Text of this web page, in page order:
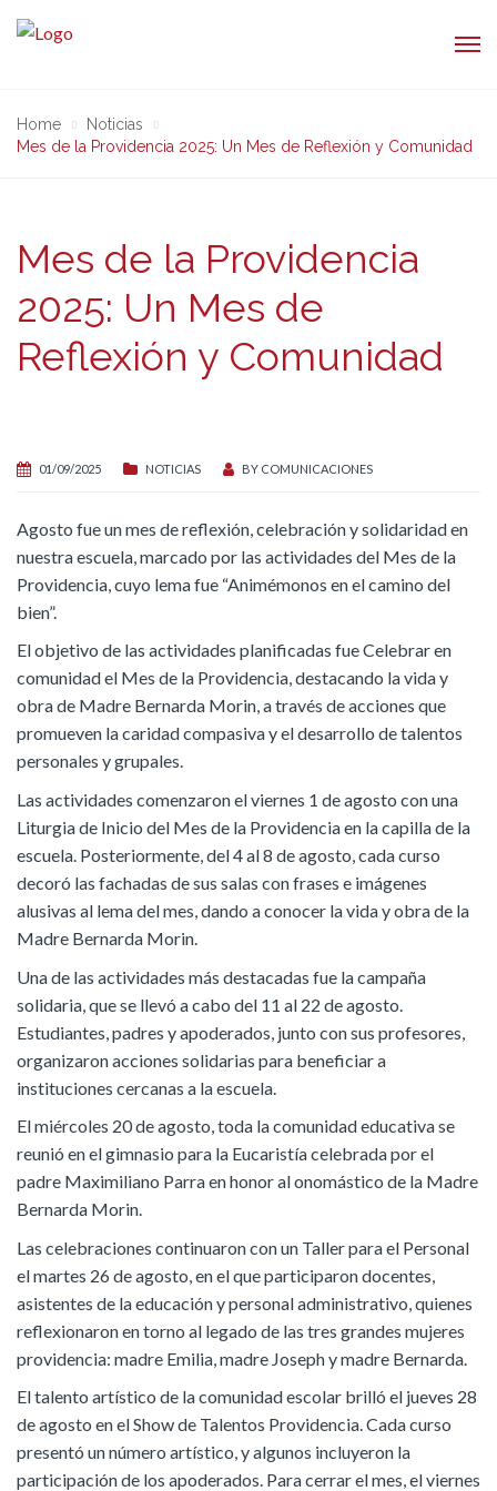
Home
Noticias
Mes de la Providencia 2025: Un Mes de Reflexión y Comunidad
Mes de la Providencia
2025: Un Mes de
Reflexión y Comunidad
01/09/2025 NOTICIAS BY COMUNICACIONES
Agosto fue un mes de reflexión, celebración y solidaridad en
nuestra escuela, marcado por las actividades del Mes de la
Providencia, cuyo lema fue “Animémonos en el camino del
bien”.
El objetivo de las actividades planificadas fue Celebrar en
comunidad el Mes de la Providencia, destacando la vida y
obra de Madre Bernarda Morin, a través de acciones que
promueven la caridad compasiva y el desarrollo de talentos
personales y grupales.
Las actividades comenzaron el viernes 1 de agosto con una
Liturgia de Inicio del Mes de la Providencia en la capilla de la
escuela. Posteriormente, del 4 al 8 de agosto, cada curso
decoró las fachadas de sus salas con frases e imágenes
alusivas al lema del mes, dando a conocer la vida y obra de la
Madre Bernarda Morin.
Una de las actividades más destacadas fue la campaña
solidaria, que se llevó a cabo del 11 al 22 de agosto.
Estudiantes, padres y apoderados, junto con sus profesores,
organizaron acciones solidarias para beneficiar a
instituciones cercanas a la escuela.
El miércoles 20 de agosto, toda la comunidad educativa se
reunió en el gimnasio para la Eucaristía celebrada por el
padre Maximiliano Parra en honor al onomástico de la Madre
Bernarda Morin.
Las celebraciones continuaron con un Taller para el Personal
el martes 26 de agosto, en el que participaron docentes,
asistentes de la educación y personal administrativo, quienes
reflexionaron en torno al legado de las tres grandes mujeres
providencia: madre Emilia, madre Joseph y madre Bernarda.
El talento artístico de la comunidad escolar brilló el jueves 28
de agosto en el Show de Talentos Providencia. Cada curso
presentó un número artístico, y algunos incluyeron la
participación de los apoderados. Para cerrar el mes, el viernes